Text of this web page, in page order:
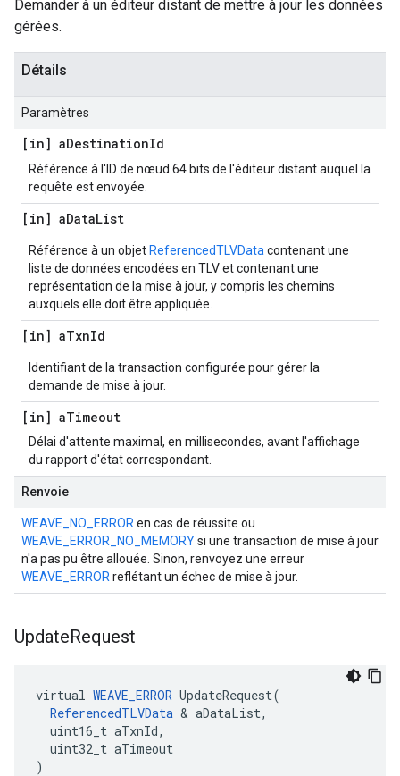
Demander à un éditeur distant de mettre à jour les données
gérées.
Détails
Paramètres
[in] aDestinationId
Référence à l'ID de nœud 64 bits de l'éditeur distant auquel la
requête est envoyée.
[in] aDataList
Référence à un objet ReferencedTLVData contenant une
liste de données encodées en TLV et contenant une
représentation de la mise à jour, y compris les chemins
auxquels elle doit être appliquée.
[in] aTxnId
Identifiant de la transaction configurée pour gérer la
demande de mise à jour.
[in] aTimeout
Délai d'attente maximal, en millisecondes, avant l'affichage
du rapport d'état correspondant.
Renvoie
WEAVE_NO_ERROR en cas de réussite ou
WEAVE_ERROR_NO_MEMORYsi une transaction de mise à jour
n'a pas pu être allouée. Sinon, renvoyez une erreur
WEAVE_ERROR reflétant un échec de mise à jour.
UpdateRequest
virtual WEAVE_ERROR UpdateRequest(
ReferencedTLVData & aDataList,
  uint16_t aTxnId,
  uint32_t aTimeout
)